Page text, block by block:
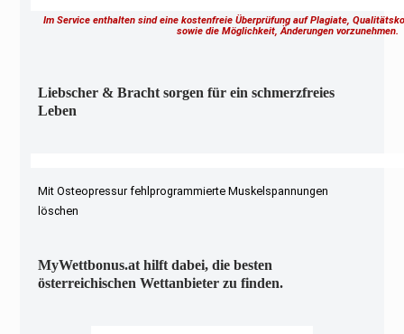
Im Service enthalten sind eine kostenfreie Überprüfung auf Plagiate,
sowie die Möglichkeit, Änderungen vorzunehmen.
Liebscher & Bracht sorgen für ein schmerzfreies
Leben
Mit Osteopressur fehlprogrammierte Muskelspannungen
löschen
MyWettbonus.at hilft dabei, die besten
österreichischen Wettanbieter zu finden.